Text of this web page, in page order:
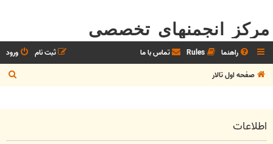
مرکز انجمنهای تخصصی
راهنما Rules تماس با ما ورود
ثبت نام
صفحه اول تالار
س
و
اطلاعات